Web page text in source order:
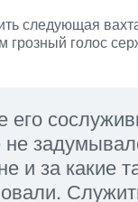
следующая
грозный голос
его
и за какие